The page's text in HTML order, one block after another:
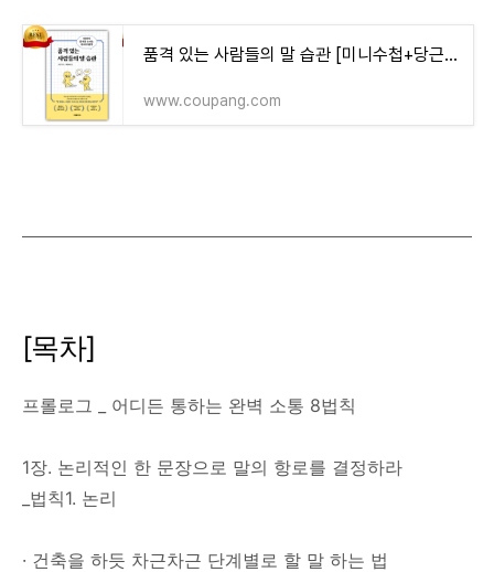
품격 있는 사람들의 말 습관 [미니수첩+당근볼펜 세트] - 화술/협상/회의 | 쿠팡
www.coupang.com
[목차]
프롤로그 _ 어디든 통하는 완벽 소통 8법칙
1장. 논리적인 한 문장으로 말의 항로를 결정하라
_법칙1. 논리
· 건축을 하듯 차근차근 단계별로 할 말 하는 법